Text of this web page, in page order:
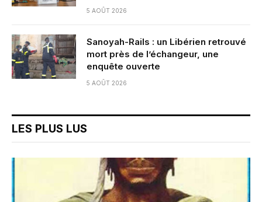
5 AOÛT 2026
Sanoyah-Rails : un Libérien retrouvé
mort près de l’échangeur, une
enquête ouverte
5 AOÛT 2026
LES PLUS LUS